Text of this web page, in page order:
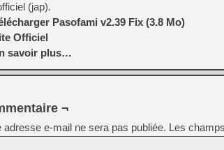
(jap).
Pasofami v2.39 Fix (3.8 Mo)
Officiel
savoir plus…
¬
adresse e-mail ne sera pas publiée. Les